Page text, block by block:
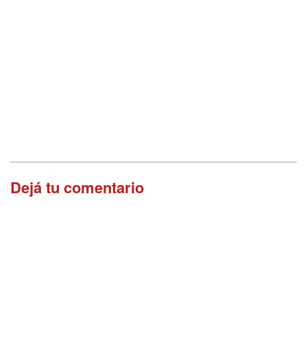
Dejá tu comentario